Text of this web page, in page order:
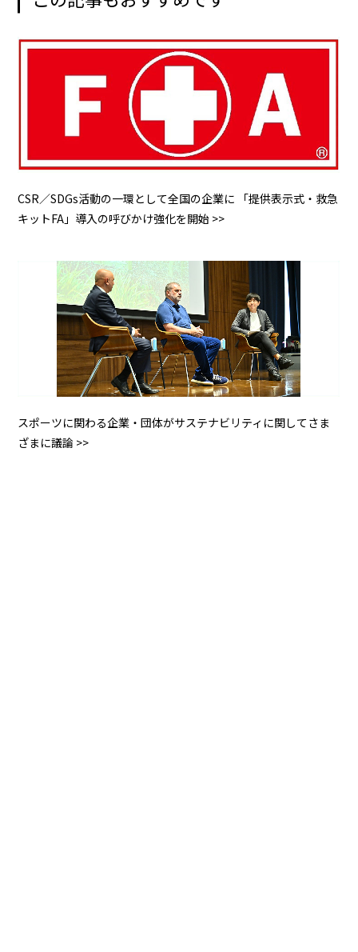
CSR／SDGs活動の一環として全国の企業に 「提供表示式・救急
キットFA」導入の呼びかけ強化を開始 >>
スポーツに関わる企業・団体がサステナビリティに関してさま
ざまに議論 >>